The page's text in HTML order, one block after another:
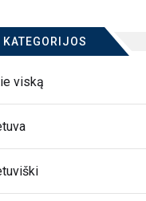
KATEGORIJOS
viską